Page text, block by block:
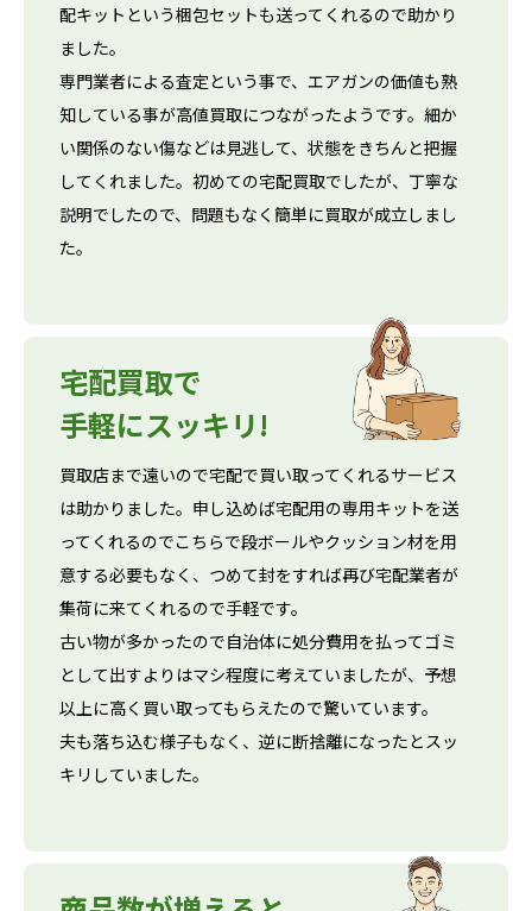
配キットという梱包セットも送ってくれるので助かり
ました。
専門業者による査定という事で、エアガンの価値も熟
知している事が高値買取につながったようです。細か
い関係のない傷などは見逃して、状態をきちんと把握
してくれました。初めての宅配買取でしたが、丁寧な
説明でしたので、問題もなく簡単に買取が成立しまし
た。
宅配買取で
手軽にスッキリ!
買取店まで遠いので宅配で買い取ってくれるサービス
は助かりました。申し込めば宅配用の専用キットを送
ってくれるのでこちらで段ボールやクッション材を用
意する必要もなく、つめて封をすれば再び宅配業者が
集荷に来てくれるので手軽です。
古い物が多かったので自治体に処分費用を払ってゴミ
として出すよりはマシ程度に考えていましたが、予想
以上に高く買い取ってもらえたので驚いています。
夫も落ち込む様子もなく、逆に断捨離になったとスッ
キリしていました。